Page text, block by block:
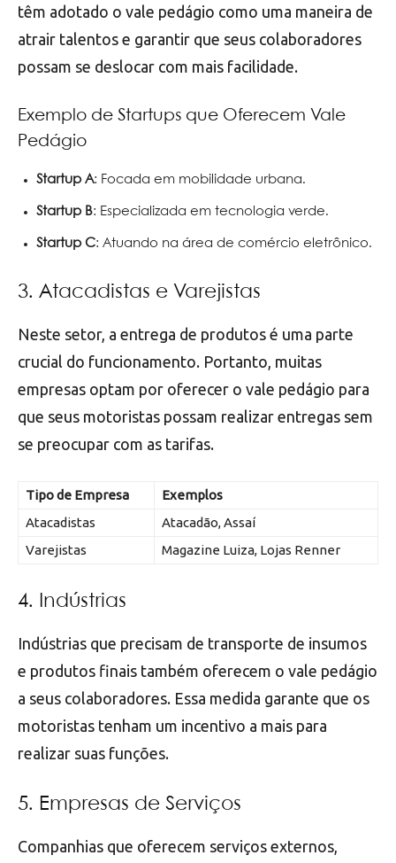
têm adotado o vale pedágio como uma maneira de
atrair talentos e garantir que seus colaboradores
possam se deslocar com mais facilidade.
Exemplo de Startups que Oferecem Vale
Pedágio
Startup A: Focada em mobilidade urbana.
Startup B: Especializada em tecnologia verde.
Startup C: Atuando na área de comércio eletrônico.
3. Atacadistas e Varejistas
Neste setor, a entrega de produtos é uma parte
crucial do funcionamento. Portanto, muitas
empresas optam por oferecer o vale pedágio para
que seus motoristas possam realizar entregas sem
se preocupar com as tarifas.
Tipo de Empresa
Exemplos
Atacadistas
Atacadão, Assaí
Varejistas
Magazine Luiza, Lojas Renner
4. Indústrias
Indústrias que precisam de transporte de insumos
e produtos finais também oferecem o vale pedágio
a seus colaboradores. Essa medida garante que os
motoristas tenham um incentivo a mais para
realizar suas funções.
5. Empresas de Serviços
Companhias que oferecem serviços externos,